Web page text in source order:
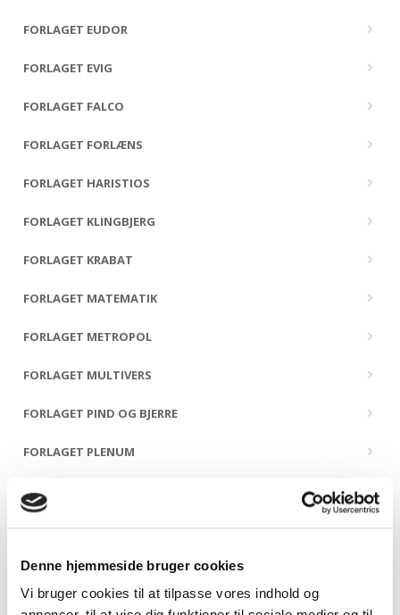
Denne hjemmeside bruger cookies
Vi bruger cookies til at tilpasse vores indhold og
FORLAGET EUDOR
FORLAGET EVIG
FORLAGET FALCO
FORLAGET FORLÆNS
FORLAGET HARISTIOS
FORLAGET KLINGBJERG
FORLAGET KRABAT
FORLAGET MATEMATIK
FORLAGET METROPOL
FORLAGET MULTIVERS
FORLAGET PIND OG BJERRE
FORLAGET PLENUM
FORLAGET PRESSTO
FORLAGET PØHLER
FORLAGET SIDSTE ÅRHUNDREDE
FORLAGET SNEPRYD